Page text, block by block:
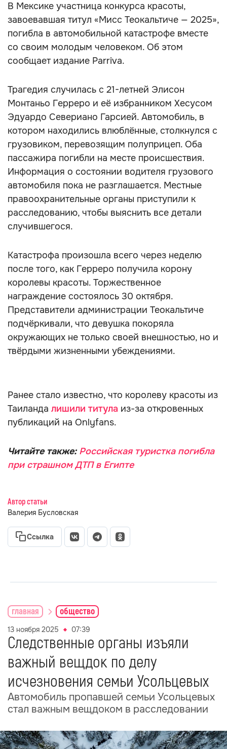
В Мексике участница конкурса красоты,
завоевавшая титул «Мисс Теокальтиче — 2025»,
погибла в автомобильной катастрофе вместе
со своим молодым человеком. Об этом
сообщает издание Parriva.
Трагедия случилась с 21-летней Элисон
Монтаньо Герреро и её избранником Хесусом
Эдуардо Севериано Гарсией. Автомобиль, в
котором находились влюблённые, столкнулся с
грузовиком, перевозящим полуприцеп. Оба
пассажира погибли на месте происшествия.
Информация о состоянии водителя грузового
автомобиля пока не разглашается. Местные
правоохранительные органы приступили к
расследованию, чтобы выяснить все детали
случившегося.
Катастрофа произошла всего через неделю
после того, как Герреро получила корону
королевы красоты. Торжественное
награждение состоялось 30 октября.
Представители администрации Теокальтиче
подчёркивали, что девушка покоряла
окружающих не только своей внешностью, но и
твёрдыми жизненными убеждениями.
Ранее стало известно, что королеву красоты из
Таиланда лишили титула из-за откровенных
публикаций на Onlyfans.
Читайте также: Российская туристка погибла
при страшном ДТП в Египте
Автор статьи
Валерия Бусловская
Ссылка
главная общество
13 ноября 2025 07:39
Следственные органы изъяли
важный вещдок по делу
исчезновения семьи Усольцевых
Автомобиль пропавшей семьи Усольцевых
стал важным вещдоком в расследовании